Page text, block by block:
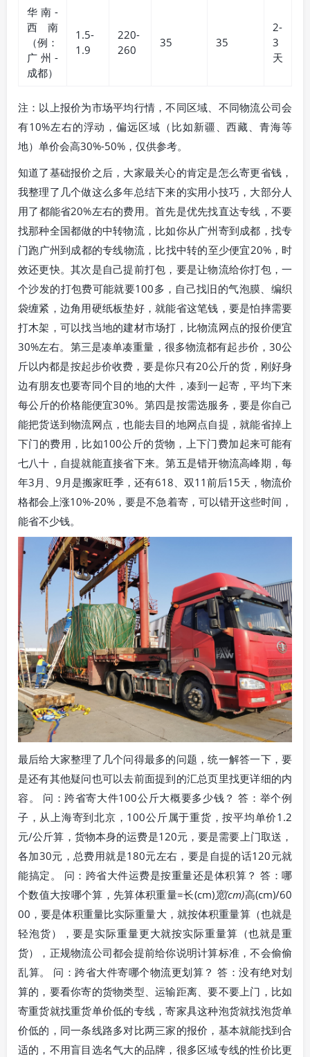
华南-
西南
（例：
广州-
成都）
1.5-
1.9
220-
260
35 35
2-
3
天
注：以上报价为市场平均行情，不同区域、不同物流公司会
有10%左右的浮动，偏远区域（比如新疆、西藏、青海等
地）单价会高30%-50%，仅供参考。
知道了基础报价之后，大家最关心的肯定是怎么寄更省钱，
我整理了几个做这么多年总结下来的实用小技巧，大部分人
用了都能省20%左右的费用。首先是优先找直达专线，不要
找那种全国都做的中转物流，比如你从广州寄到成都，找专
门跑广州到成都的专线物流，比找中转的至少便宜20%，时
效还更快。其次是自己提前打包，要是让物流给你打包，一
个沙发的打包费可能就要100多，自己找旧的气泡膜、编织
袋缠紧，边角用硬纸板垫好，就能省这笔钱，要是怕摔需要
打木架，可以找当地的建材市场打，比物流网点的报价便宜
30%左右。第三是凑单凑重量，很多物流都有起步价，30公
斤以内都是按起步价收费，要是你只有20公斤的货，刚好身
边有朋友也要寄同个目的地的大件，凑到一起寄，平均下来
每公斤的价格能便宜30%。第四是按需选服务，要是你自己
能把货送到物流网点，也能去目的地网点自提，就能省掉上
下门的费用，比如100公斤的货物，上下门费加起来可能有
七八十，自提就能直接省下来。第五是错开物流高峰期，每
年3月、9月是搬家旺季，还有618、双11前后15天，物流价
格都会上涨10%-20%，要是不急着寄，可以错开这些时间，
能省不少钱。
最后给大家整理了几个问得最多的问题，统一解答一下，要
是还有其他疑问也可以去前面提到的汇总页里找更详细的内
容。 问：跨省寄大件100公斤大概要多少钱？ 答：举个例
子，从上海寄到北京，100公斤属于重货，按平均单价1.2
元/公斤算，货物本身的运费是120元，要是需要上门取送，
各加30元，总费用就是180元左右，要是自提的话120元就
能搞定。 问：跨省大件运费是按重量还是体积算？ 答：哪
个数值大按哪个算，先算体积重量=长(cm)宽(cm)高(cm)/60
00，要是体积重量比实际重量大，就按体积重量算（也就是
轻泡货），要是实际重量更大就按实际重量算（也就是重
货），正规物流公司都会提前给你说明计算标准，不会偷偷
乱算。 问：跨省大件寄哪个物流更划算？ 答：没有绝对划
算的，要看你寄的货物类型、运输距离、要不要上门，比如
寄重货就找重货单价低的专线，寄家具这种泡货就找泡货单
价低的，同一条线路多对比两三家的报价，基本就能找到合
适的，不用盲目选名气大的品牌，很多区域专线的性价比更